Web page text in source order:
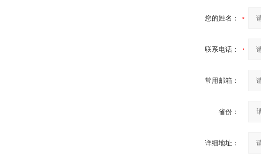
您的姓名：
联系电话：
常用邮箱：
省份：
详细地址：